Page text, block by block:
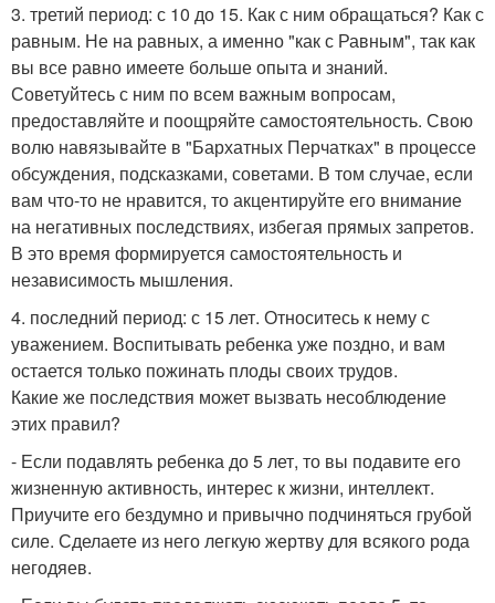
3. третий период: с 10 до 15. Как с ним обращаться? Как с
равным. Не на равных, а именно "как с Равным", так как
вы все равно имеете больше опыта и знаний.
Советуйтесь с ним по всем важным вопросам,
предоставляйте и поощряйте самостоятельность. Свою
волю навязывайте в "Бархатных Перчатках" в процессе
обсуждения, подсказками, советами. В том случае, если
вам что-то не нравится, то акцентируйте его внимание
на негативных последствиях, избегая прямых запретов.
В это время формируется самостоятельность и
независимость мышления.
4. последний период: с 15 лет. Относитесь к нему с
уважением. Воспитывать ребенка уже поздно, и вам
остается только пожинать плоды своих трудов.
Какие же последствия может вызвать несоблюдение
этих правил?
- Если подавлять ребенка до 5 лет, то вы подавите его
жизненную активность, интерес к жизни, интеллект.
Приучите его бездумно и привычно подчиняться грубой
силе. Сделаете из него легкую жертву для всякого рода
негодяев.